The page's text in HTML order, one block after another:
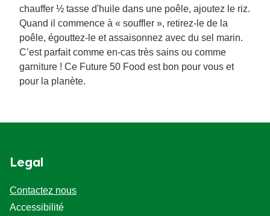
chauffer ½ tasse d'huile dans une poêle, ajoutez le riz.
Quand il commence à « souffler », retirez-le de la
poêle, égouttez-le et assaisonnez avec du sel marin.
C’est parfait comme en-cas très sains ou comme
garniture ! Ce Future 50 Food est bon pour vous et
pour la planète.
Legal
Contactez nous
Accessibilité